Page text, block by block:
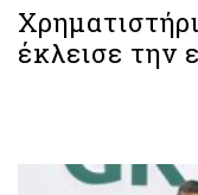
έκλεισε την